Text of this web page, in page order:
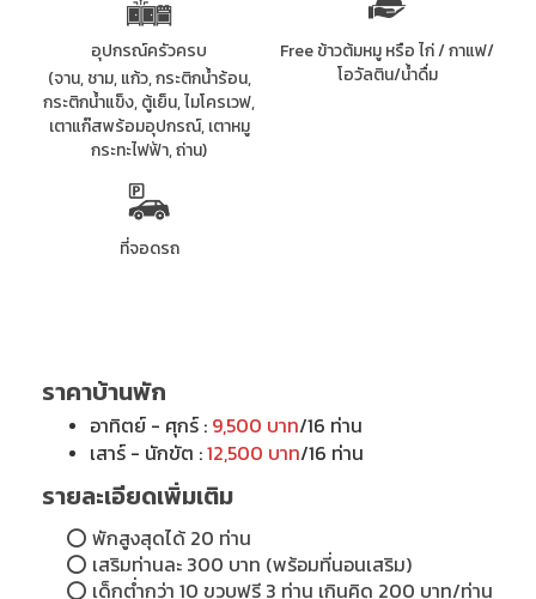
อุปกรณ์ครัวครบ
(จาน, ชาม, แก้ว, กระติกน้ำร้อน,
กระติกน้ำแข็ง, ตู้เย็น, ไมโครเวฟ,
เตาแก๊สพร้อมอุปกรณ์, เตาหมู
กระทะไฟฟ้า, ถ่าน)
Free ข้าวต้มหมู หรือ ไก่ / กาแฟ/
โอวัลติน/น้ำดื่ม
ที่จอดรถ
ราคาบ้านพัก
อาทิตย์ - ศุกร์ : 9,500 บาท/16 ท่าน
เสาร์ - นักขัต :12,500 บาท/16 ท่าน
รายละเอียดเพิ่มเติม
⭕ พักสูงสุดได้ 20 ท่าน
⭕ เสริมท่านละ 300 บาท (พร้อมที่นอนเสริม)
⭕ เด็กต่ำกว่า 10 ขวบฟรี 3 ท่าน เกินคิด 200 บาท/ท่าน